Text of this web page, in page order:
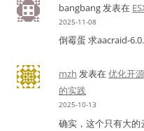
bangbang发表在
2025-11-08
倒霉蛋 求aacraid-
mzh 发表在优化开
的实践
2025-10-13
确实，这个只有大